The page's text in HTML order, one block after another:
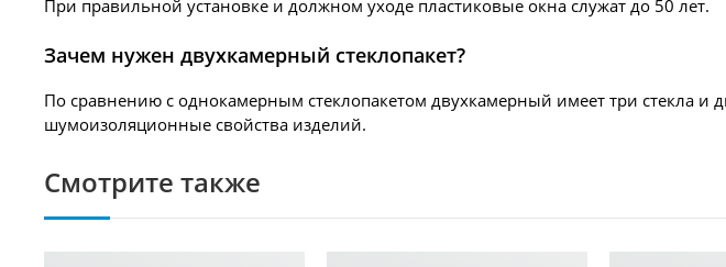
При правильной установке и должном уходе пластиковые окна служат до 50 лет.
Зачем нужен двухкамерный стеклопакет?
По сравнению с однокамерным стеклопакетом двухкамерный имеет три стекла
шумоизоляционные свойства изделий.
Смотрите также